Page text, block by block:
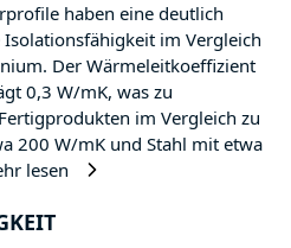
haben eine deutlich
im Vergleich
Der Wärmeleitkoeffizient
0,3 W/mK, was zu
im Vergleich zu
200 W/mK und Stahl mit etwa
lesen